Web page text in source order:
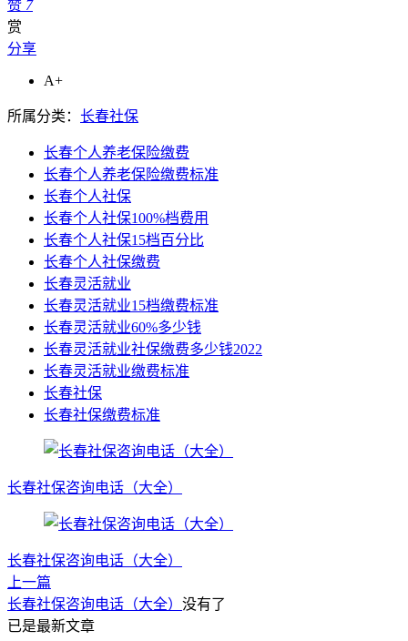
赞 7
赏
分享
A+
所属分类： 长春社保
长春个人养老保险缴费
长春个人养老保险缴费标准
长春个人社保
长春个人社保100%档费用
长春个人社保15档百分比
长春个人社保缴费
长春灵活就业
长春灵活就业15档缴费标准
长春灵活就业60%多少钱
长春灵活就业社保缴费多少钱2022
长春灵活就业缴费标准
长春社保
长春社保缴费标准
长春社保咨询电话（大全）
长春社保咨询电话（大全）
上一篇
长春社保咨询电话（大全） 没有了
已是最新文章